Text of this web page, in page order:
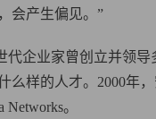
会产生偏见。”
代企业家曾创立并领导
么样的人才。2000年
。